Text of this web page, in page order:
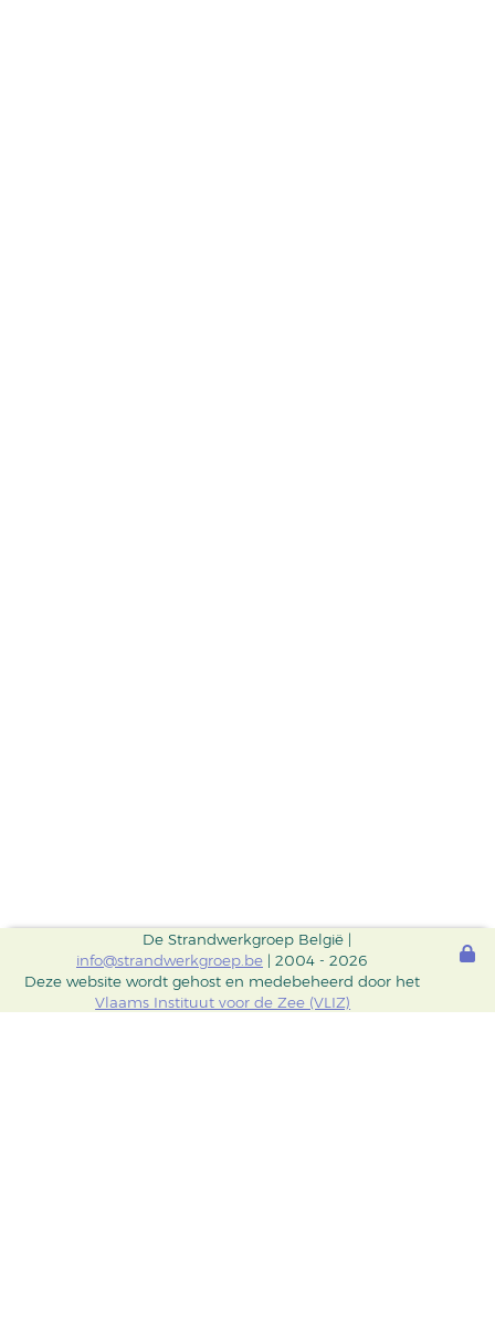
De Strandwerkgroep België |
info@strandwerkgroep.be | 2004 - 2026
Deze website wordt gehost en medebeheerd door het
Vlaams Instituut voor de Zee (VLIZ)